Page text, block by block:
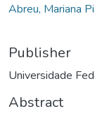
Abreu, Mariana
Publisher
Universidade
Abstract